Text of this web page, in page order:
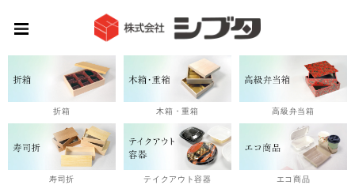
折箱 木箱・重箱 高級弁当箱
寿司折 テイクアウト容器 エコ商品